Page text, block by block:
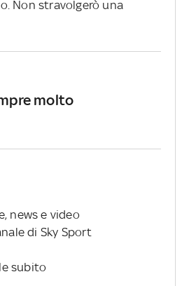
Non stravolgerò una
molto
news e video
di Sky Sport
subito